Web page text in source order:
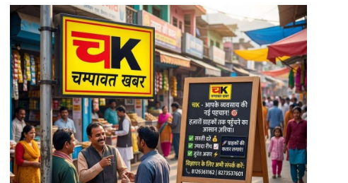
में गिरी शिक्षकों
के लिए होगा भव्य
अंतिम चरण में